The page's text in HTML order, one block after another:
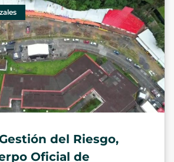
del Riesgo,
Oficial de